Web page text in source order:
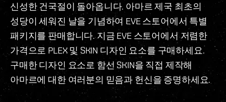
신성한 건국절이 돌아옵니다. 아마르 제국 최초의
성당이 세워진 날을 기념하여 EVE 스토어에서 특별
패키지를 판매합니다. 지금 EVE 스토어에서 저렴한
가격으로 PLEX 및 SKIN 디자인 요소를 구매하세요.
구매한 디자인 요소로 함선 SKIN을 직접 제작해
아마르에 대한 여러분의 믿음과 헌신을 증명하세요.